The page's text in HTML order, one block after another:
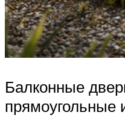
Балконные
прямоугольные